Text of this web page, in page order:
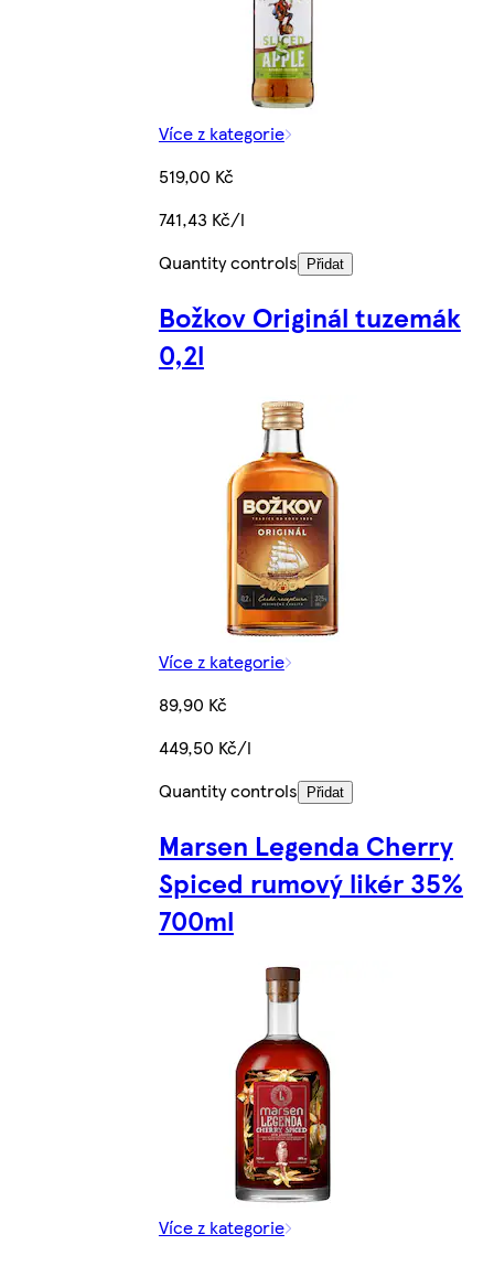
Více z kategorie
519,00 Kč
741,43 Kč/l
Quantity controls
Přidat
Božkov Originál tuzemák
0,2l
Více z kategorie
89,90 Kč
449,50 Kč/l
Quantity controls
Přidat
Marsen Legenda Cherry
Spiced rumový likér 35%
700ml
Více z kategorie